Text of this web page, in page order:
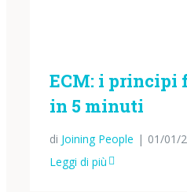
ECM: i principi
in 5 minuti
di Joining People | 01/01/
Leggi di più